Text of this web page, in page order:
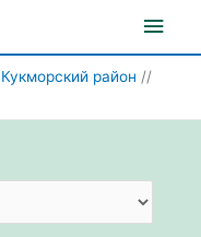
Кукморский район